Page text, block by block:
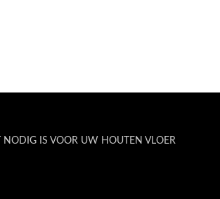
NODIG IS VOOR UW HOUTEN VLOER